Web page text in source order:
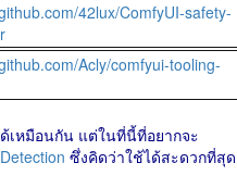
42lux/ComfyUI-safety-
Acly/comfyui-tooling-
เหมือนกัน แต่ในที่นี้ที่อยากจะ
ซึ่งคิดว่าใช้ได้สะดวกที่สุด